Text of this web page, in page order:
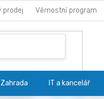
prodej Věrnostní program
Zahrada IT a kancelář